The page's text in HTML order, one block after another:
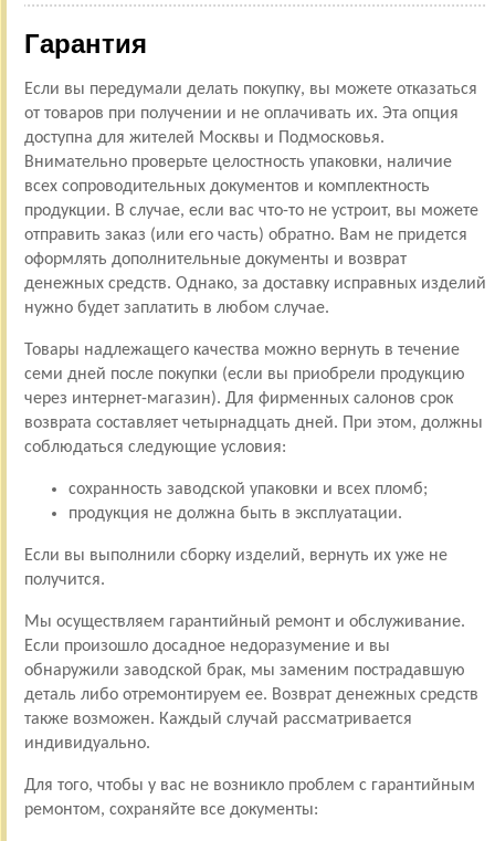
Гарантия
Если вы передумали делать покупку, вы можете отказаться
от товаров при получении и не оплачивать их. Эта опция
доступна для жителей Москвы и Подмосковья.
Внимательно проверьте целостность упаковки, наличие
всех сопроводительных документов и комплектность
продукции. В случае, если вас что-то не устроит, вы можете
отправить заказ (или его часть) обратно. Вам не придется
оформлять дополнительные документы и возврат
денежных средств. Однако, за доставку исправных изделий
нужно будет заплатить в любом случае.
Товары надлежащего качества можно вернуть в течение
семи дней после покупки (если вы приобрели продукцию
через интернет-магазин). Для фирменных салонов срок
возврата составляет четырнадцать дней. При этом, должны
соблюдаться следующие условия:
сохранность заводской упаковки и всех пломб;
продукция не должна быть в эксплуатации.
Если вы выполнили сборку изделий, вернуть их уже не
получится.
Мы осуществляем гарантийный ремонт и обслуживание.
Если произошло досадное недоразумение и вы
обнаружили заводской брак, мы заменим пострадавшую
деталь либо отремонтируем ее. Возврат денежных средств
также возможен. Каждый случай рассматривается
индивидуально.
Для того, чтобы у вас не возникло проблем с гарантийным
ремонтом, сохраняйте все документы: